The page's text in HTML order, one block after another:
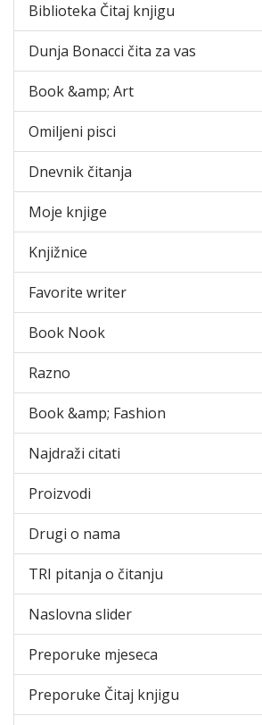
Biblioteka Čitaj knjigu
Dunja Bonacci čita za vas
Book &amp; Art
Omiljeni pisci
Dnevnik čitanja
Moje knjige
Knjižnice
Favorite writer
Book Nook
Razno
Book &amp; Fashion
Najdraži citati
Proizvodi
Drugi o nama
TRI pitanja o čitanju
Naslovna slider
Preporuke mjeseca
Preporuke Čitaj knjigu